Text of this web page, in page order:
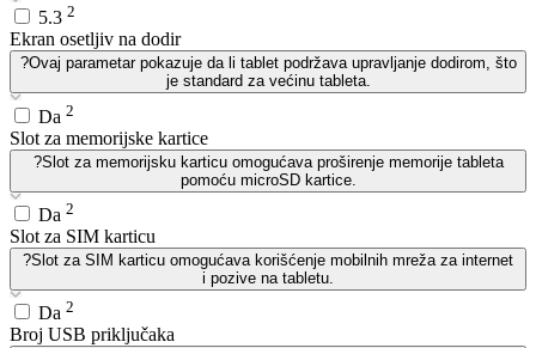
5.3 2
Ekran osetljiv na dodir
?Ovaj parametar pokazuje da li tablet podržava upravljanje dodirom, što
je standard za većinu tableta.
Da 2
Slot za memorijske kartice
?Slot za memorijsku karticu omogućava proširenje memorije tableta
pomoću microSD kartice.
Da 2
Slot za SIM karticu
?Slot za SIM karticu omogućava korišćenje mobilnih mreža za internet
i pozive na tabletu.
Da 2
Broj USB priključaka